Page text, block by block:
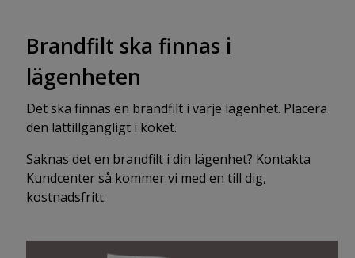
Brandfilt ska finnas i
lägenheten
Det ska finnas en brandfilt i varje lägenhet. Placera
den lättillgängligt i köket.
Saknas det en brandfilt i din lägenhet? Kontakta
Kundcenter så kommer vi med en till dig,
kostnadsfritt.